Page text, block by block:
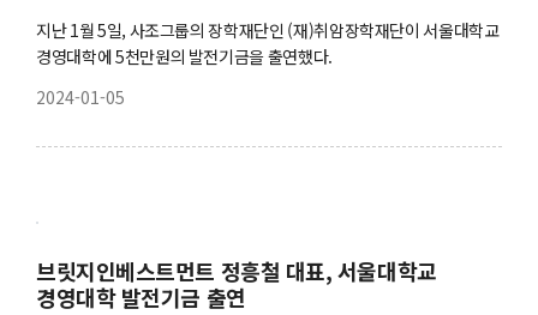
지난 1월 5일, 사조그룹의 장학재단인 (재)취암장학재단이 서울대학교
경영대학에 5천만원의 발전기금을 출연했다.
2024-01-05
브릿지인베스트먼트 정흥철 대표, 서울대학교
경영대학 발전기금 출연